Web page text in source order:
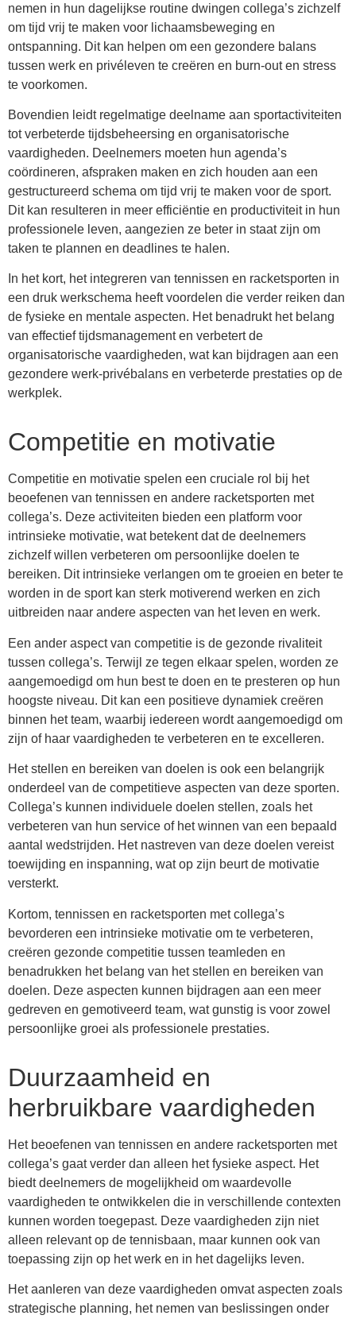
nemen in hun dagelijkse routine dwingen collega’s zichzelf
om tijd vrij te maken voor lichaamsbeweging en
ontspanning. Dit kan helpen om een gezondere balans
tussen werk en privéleven te creëren en burn-out en stress
te voorkomen.
Bovendien leidt regelmatige deelname aan sportactiviteiten
tot verbeterde tijdsbeheersing en organisatorische
vaardigheden. Deelnemers moeten hun agenda’s
coördineren, afspraken maken en zich houden aan een
gestructureerd schema om tijd vrij te maken voor de sport.
Dit kan resulteren in meer efficiëntie en productiviteit in hun
professionele leven, aangezien ze beter in staat zijn om
taken te plannen en deadlines te halen.
In het kort, het integreren van tennissen en racketsporten in
een druk werkschema heeft voordelen die verder reiken dan
de fysieke en mentale aspecten. Het benadrukt het belang
van effectief tijdsmanagement en verbetert de
organisatorische vaardigheden, wat kan bijdragen aan een
gezondere werk-privébalans en verbeterde prestaties op de
werkplek.
Competitie en motivatie
Competitie en motivatie spelen een cruciale rol bij het
beoefenen van tennissen en andere racketsporten met
collega’s. Deze activiteiten bieden een platform voor
intrinsieke motivatie, wat betekent dat de deelnemers
zichzelf willen verbeteren om persoonlijke doelen te
bereiken. Dit intrinsieke verlangen om te groeien en beter te
worden in de sport kan sterk motiverend werken en zich
uitbreiden naar andere aspecten van het leven en werk.
Een ander aspect van competitie is de gezonde rivaliteit
tussen collega’s. Terwijl ze tegen elkaar spelen, worden ze
aangemoedigd om hun best te doen en te presteren op hun
hoogste niveau. Dit kan een positieve dynamiek creëren
binnen het team, waarbij iedereen wordt aangemoedigd om
zijn of haar vaardigheden te verbeteren en te excelleren.
Het stellen en bereiken van doelen is ook een belangrijk
onderdeel van de competitieve aspecten van deze sporten.
Collega’s kunnen individuele doelen stellen, zoals het
verbeteren van hun service of het winnen van een bepaald
aantal wedstrijden. Het nastreven van deze doelen vereist
toewijding en inspanning, wat op zijn beurt de motivatie
versterkt.
Kortom, tennissen en racketsporten met collega’s
bevorderen een intrinsieke motivatie om te verbeteren,
creëren gezonde competitie tussen teamleden en
benadrukken het belang van het stellen en bereiken van
doelen. Deze aspecten kunnen bijdragen aan een meer
gedreven en gemotiveerd team, wat gunstig is voor zowel
persoonlijke groei als professionele prestaties.
Duurzaamheid en
herbruikbare vaardigheden
Het beoefenen van tennissen en andere racketsporten met
collega’s gaat verder dan alleen het fysieke aspect. Het
biedt deelnemers de mogelijkheid om waardevolle
vaardigheden te ontwikkelen die in verschillende contexten
kunnen worden toegepast. Deze vaardigheden zijn niet
alleen relevant op de tennisbaan, maar kunnen ook van
toepassing zijn op het werk en in het dagelijks leven.
Het aanleren van deze vaardigheden omvat aspecten zoals
strategische planning, het nemen van beslissingen onder